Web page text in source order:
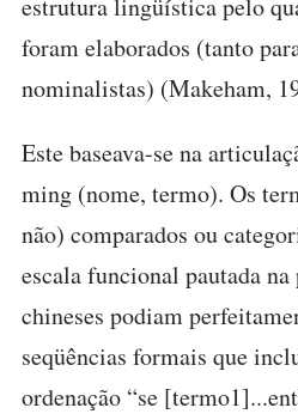
estrutura lingüística pelo
foram elaborados (tanto
nominalistas) (Makeham,
Este baseava-se na
ming (nome, termo). Os
não) comparados ou
escala funcional pautada
chineses podiam
seqüências formais que
ordenação “se